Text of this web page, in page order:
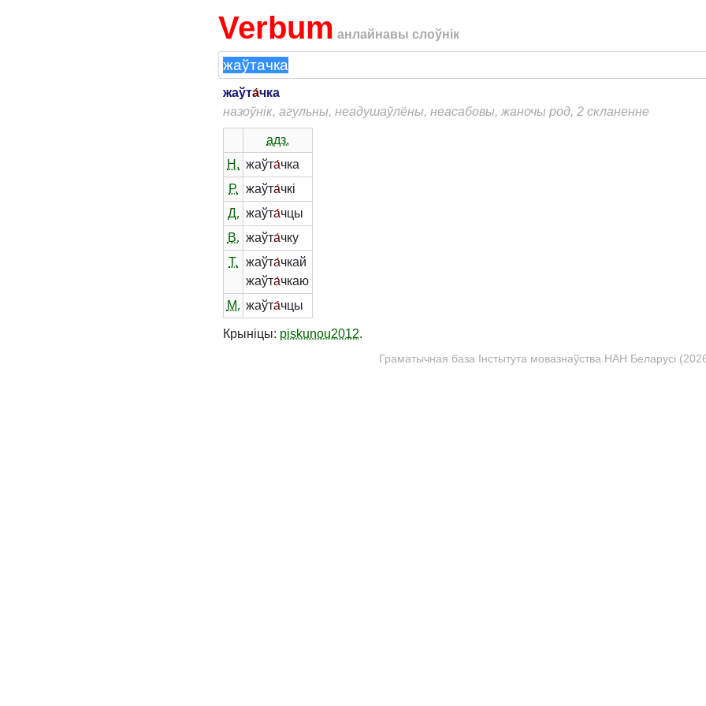
Verbum анлайнавы слоўнік
жаўта́чка
назоўнік, агульны, неадушаўлёны, неасабовы, жаночы род, 2 скланенне
адз.
Н. жаўта́чка
Р.
жаўта́чкі
Д. жаўта́чцы
В. жаўта́чку
Т.
жаўта́чкай
жаўта́чкаю
М. жаўта́чцы
Крыніцы: piskunou2012.
Граматычная база Інстытута мовазнаўства НАН Беларусі